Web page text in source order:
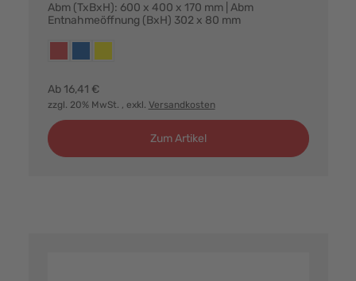
Abm (TxBxH): 600 x 400 x 170 mm | Abm
Entnahmeöffnung (BxH) 302 x 80 mm
Ab 16,41 €
zzgl. 20% MwSt. , exkl. Versandkosten
Zum Artikel